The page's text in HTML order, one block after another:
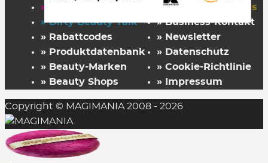
» Startseite
» Dirty Beauty Talk
» Rabattcodes
» Produktdatenbank
» Beauty-Marken
» Beauty Shops
» FAZ Kaufkompass
» Business-Kontakt
» Newsletter
» Datenschutz
» Cookie-Richtlinie
» Impressum
Copyright © MAGIMANIA 2008 - 2026